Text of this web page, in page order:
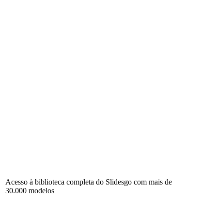
Acesso à biblioteca completa do Slidesgo com mais de
30.000 modelos